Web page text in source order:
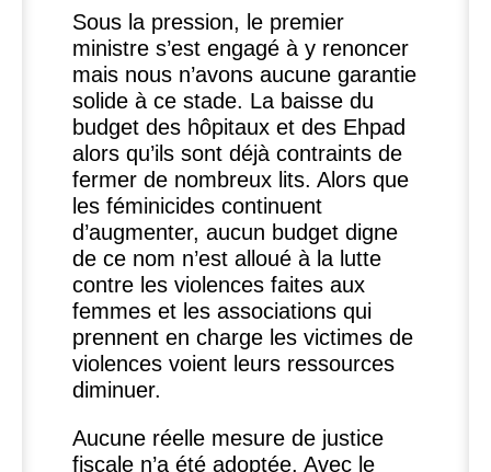
Sous la pression, le premier
ministre s’est engagé à y renoncer
mais nous n’avons aucune garantie
solide à ce stade. La baisse du
budget des hôpitaux et des Ehpad
alors qu’ils sont déjà contraints de
fermer de nombreux lits. Alors que
les féminicides continuent
d’augmenter, aucun budget digne
de ce nom n’est alloué à la lutte
contre les violences faites aux
femmes et les associations qui
prennent en charge les victimes de
violences voient leurs ressources
diminuer.
Aucune réelle mesure de justice
fiscale n’a été adoptée. Avec le